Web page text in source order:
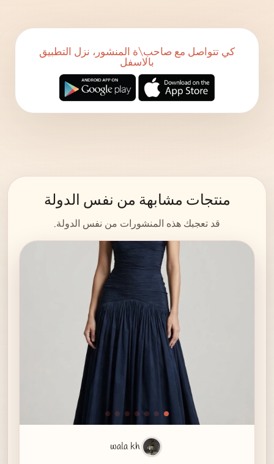
كي تتواصل مع صاحب\ة المنشور، نزل التطبيق
بالاسفل
منتجات مشابهة من نفس الدولة
قد تعجبك هذه المنشورات من نفس الدولة.
wala kh